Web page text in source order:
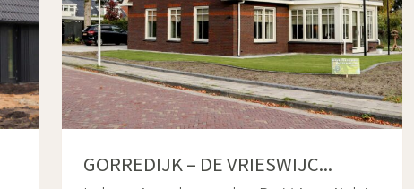
GORREDIJK – DE VRIESWIJC...